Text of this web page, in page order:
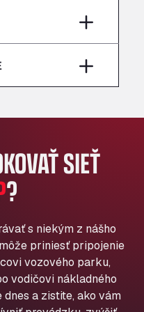
4, 17700 SIEŤ
?
s niekým z nášho
priniesť pripojenie
vozového parku,
vodičovi nákladného
a zistite, ako vám